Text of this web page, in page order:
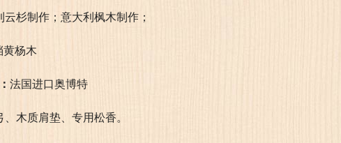
云杉制作；意大利枫木制作；
黄杨木
法国进口奥博特
木质肩垫、专用松香。